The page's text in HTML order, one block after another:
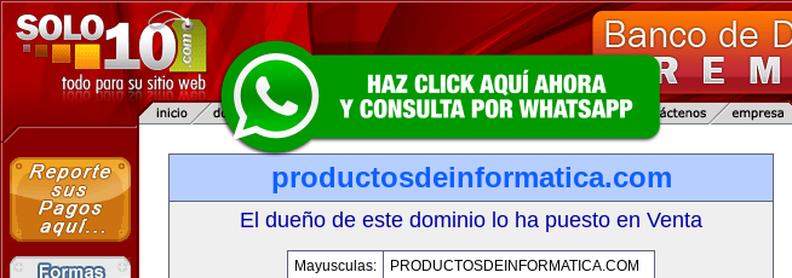
productosdeinformatica.com
El dueño de este dominio lo ha puesto en Venta
Mayusculas:
PRODUCTOSDEINFORMATICA.COM